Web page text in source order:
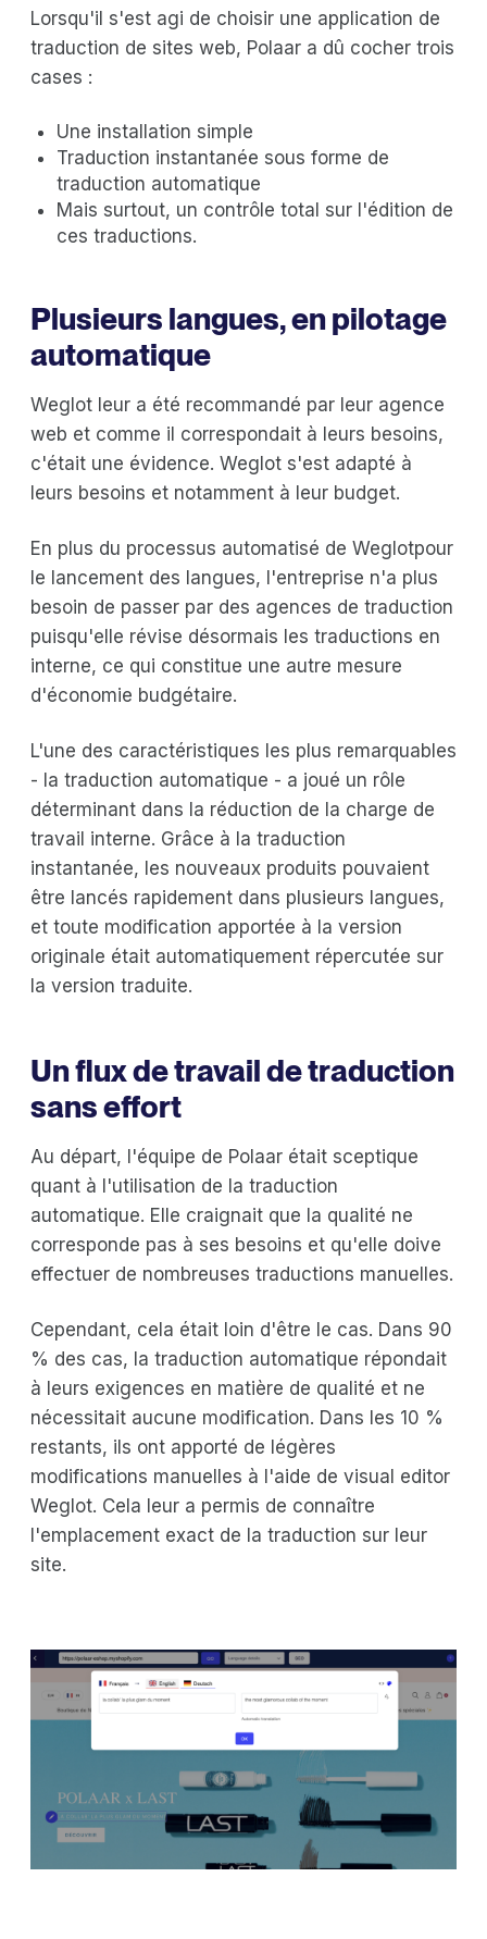
Lorsqu'il s'est agi de choisir une application de
traduction de sites web, Polaar a dû cocher trois
cases :
Une installation simple
Traduction instantanée sous forme de
traduction automatique
Mais surtout, un contrôle total sur l'édition de
ces traductions.
Plusieurs langues, en pilotage
automatique
Weglot leur a été recommandé par leur agence
web et comme il correspondait à leurs besoins,
c'était une évidence. Weglot s'est adapté à
leurs besoins et notamment à leur budget.
En plus du processus automatisé de Weglotpour
le lancement des langues, l'entreprise n'a plus
besoin de passer par des agences de traduction
puisqu'elle révise désormais les traductions en
interne, ce qui constitue une autre mesure
d'économie budgétaire.
L'une des caractéristiques les plus remarquables
- la traduction automatique - a joué un rôle
déterminant dans la réduction de la charge de
travail interne. Grâce à la traduction
instantanée, les nouveaux produits pouvaient
être lancés rapidement dans plusieurs langues,
et toute modification apportée à la version
originale était automatiquement répercutée sur
la version traduite.
Un flux de travail de traduction
sans effort
Au départ, l'équipe de Polaar était sceptique
quant à l'utilisation de la traduction
automatique. Elle craignait que la qualité ne
corresponde pas à ses besoins et qu'elle doive
effectuer de nombreuses traductions manuelles.
Cependant, cela était loin d'être le cas. Dans 90
% des cas, la traduction automatique répondait
à leurs exigences en matière de qualité et ne
nécessitait aucune modification. Dans les 10 %
restants, ils ont apporté de légères
modifications manuelles à l'aide de visual editor
Weglot. Cela leur a permis de connaître
l'emplacement exact de la traduction sur leur
site.